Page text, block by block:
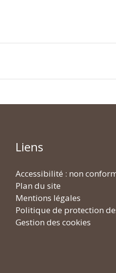
Liens
Accessibilité : non
Plan du site
Mentions légales
Politique de protection
Gestion des cookies